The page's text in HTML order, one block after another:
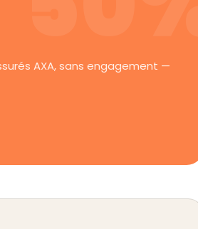
AXA, sans engagement —